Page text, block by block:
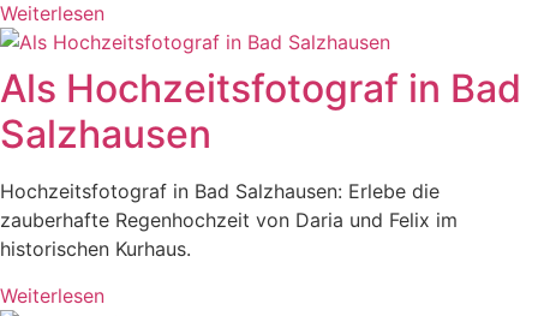
Weiterlesen
Als Hochzeitsfotograf in Bad
Salzhausen
Hochzeitsfotograf in Bad Salzhausen: Erlebe die
zauberhafte Regenhochzeit von Daria und Felix im
historischen Kurhaus.
Weiterlesen